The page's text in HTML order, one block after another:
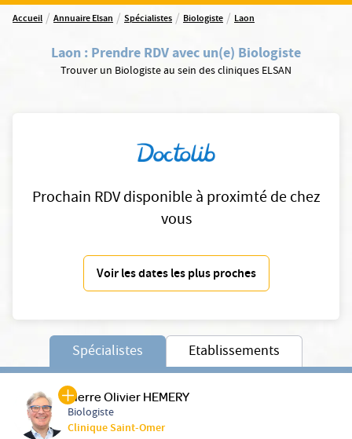
Accueil / Annuaire Elsan / Spécialistes / Biologiste / Laon
Laon : Prendre RDV avec un(e) Biologiste
Trouver un Biologiste au sein des cliniques ELSAN
Prochain RDV disponible à proximté de chez
vous
Voir les dates les plus proches
Spécialistes Etablissements
Pierre Olivier HEMERY
Biologiste
Clinique Saint-Omer